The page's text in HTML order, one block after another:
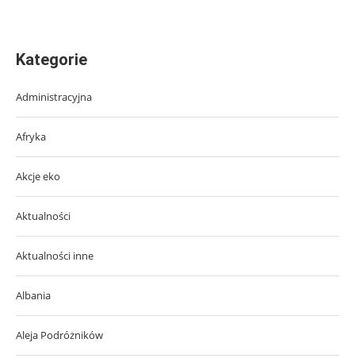
Kategorie
Administracyjna
Afryka
Akcje eko
Aktualności
Aktualności inne
Albania
Aleja Podróżników